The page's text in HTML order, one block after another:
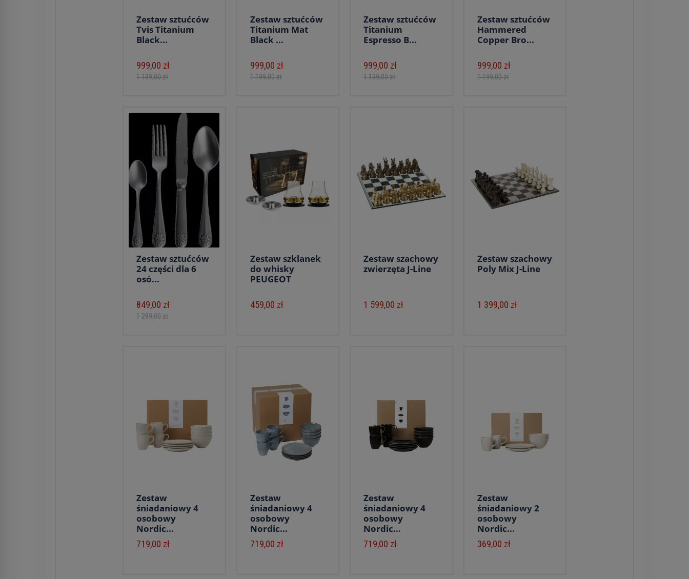
Zestaw sztućców
Tvis Titanium
Black...
999,00 zł
1 199,00 zł
Zestaw sztućców
Titanium Mat
Black ...
999,00 zł
1 199,00 zł
Zestaw sztućców
Titanium
Espresso B...
999,00 zł
1 199,00 zł
Zestaw sztućców
Hammered
Copper Bro...
999,00 zł
1 199,00 zł
Zestaw sztućców
24 części dla 6
osó...
849,00 zł
1 299,00 zł
Zestaw szklanek
do whisky
PEUGEOT
459,00 zł
Zestaw szachowy
zwierzęta J-Line
1 599,00 zł
Zestaw szachowy
Poly Mix J-Line
1 399,00 zł
Zestaw
śniadaniowy 4
osobowy
Nordic...
719,00 zł
Zestaw
śniadaniowy 4
osobowy
Nordic...
719,00 zł
Zestaw
śniadaniowy 4
osobowy
Nordic...
719,00 zł
Zestaw
śniadaniowy 2
osobowy
Nordic...
369,00 zł